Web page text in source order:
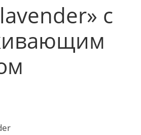
с